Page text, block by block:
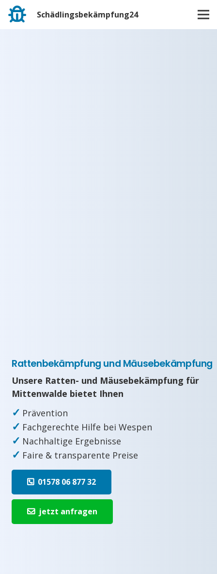
Schädlingsbekämpfung24
Rattenbekämpfung und Mäusebekämpfung
Unsere Ratten- und Mäusebekämpfung für
Mittenwalde bietet Ihnen
✓ Prävention
✓ Fachgerechte Hilfe bei Wespen
✓ Nachhaltige Ergebnisse
✓ Faire & transparente Preise
01578 06 877 32
jetzt anfragen